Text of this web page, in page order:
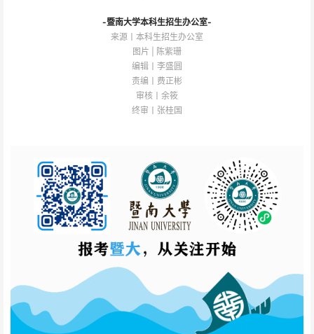
-暨南大学本科生招生办公室-
来源丨本科生招生办公室
图片 | 陈紫珊
编辑丨李盛圆
责编丨费正彬
审核丨余筱
终审丨张桂国